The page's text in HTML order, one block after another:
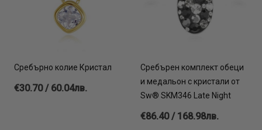
Сребърно колие Кристал
€30.70 / 60.04лв.
Сребърен комплект обеци
и медальон с кристали от
Sw® SKM346 Late Night
€86.40 / 168.98лв.